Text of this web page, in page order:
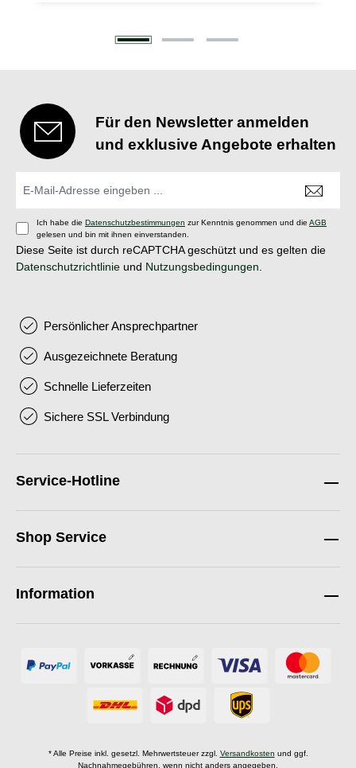
Für den Newsletter anmelden
und exklusive Angebote erhalten
Ich habe die Datenschutzbestimmungen zur Kenntnis genommen und die AGB
gelesen und bin mit ihnen einverstanden.
Diese Seite ist durch reCAPTCHA geschützt und es gelten die
Datenschutzrichtlinie und Nutzungsbedingungen
Persönlicher Ansprechpartner
Ausgezeichnete Beratung
Schnelle Lieferzeiten
Sichere SSL Verbindung
Service-Hotline
Shop Service
Information
* Alle Preise inkl. gesetzl. Mehrwertsteuer zzgl. Versandkosten und ggf.
Nachnahmegebühren, wenn nicht anders angegeben.